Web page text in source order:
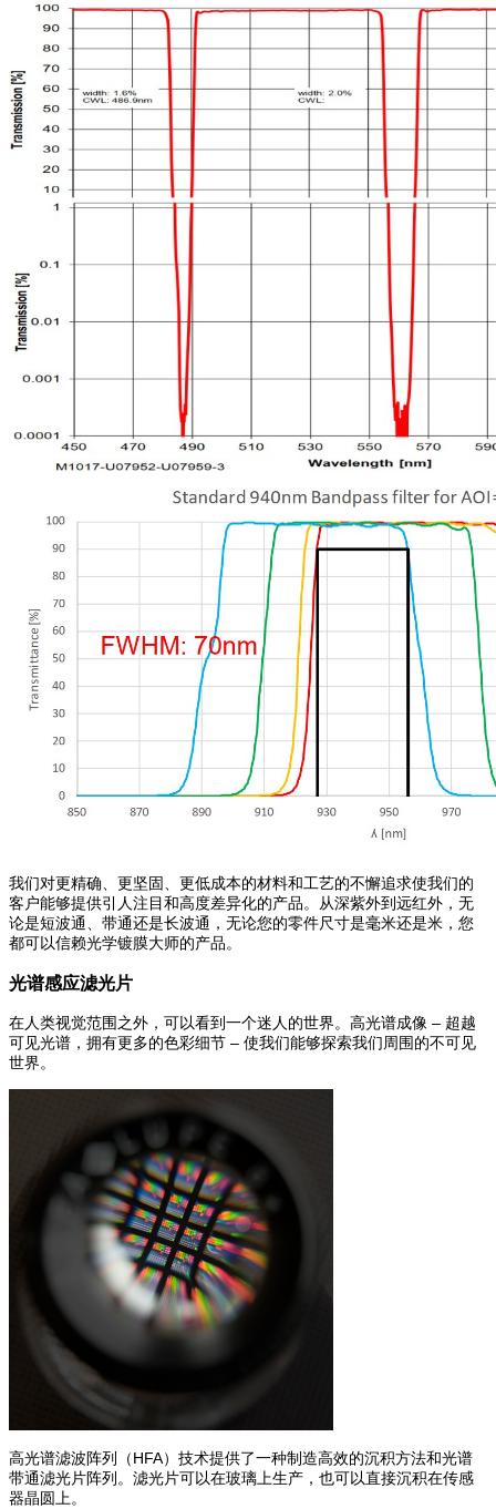
我们对更精确、更坚固、更低成本的材料和工艺的不懈追求使我们的
客户能够提供引人注目和高度差异化的产品。从深紫外到远红外，无
论是短波通、带通还是长波通，无论您的零件尺寸是毫米还是米，您
都可以信赖光学镀膜大师的产品。
光谱感应滤光片
在人类视觉范围之外，可以看到一个迷人的世界。高光谱成像 – 超越
可见光谱，拥有更多的色彩细节 – 使我们能够探索我们周围的不可见
世界。
高光谱滤波阵列（HFA）技术提供了一种制造高效的沉积方法和光谱
带通滤光片阵列。滤光片可以在玻璃上生产，也可以直接沉积在传感
器晶圆上。